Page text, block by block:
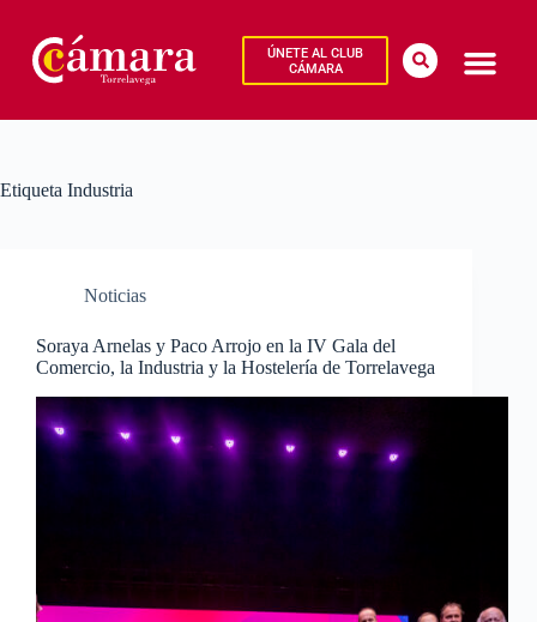
ÚNETE AL CLUB
CÁMARA
Etiqueta Industria
Noticias
Soraya Arnelas y Paco Arrojo en la IV Gala del
Comercio, la Industria y la Hostelería de Torrelavega